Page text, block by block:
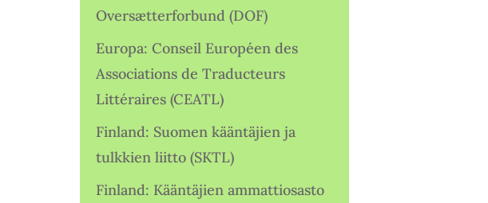
Oversætterforbund (DOF)
Europa: Conseil Européen des
Associations de Traducteurs
Littéraires (CEATL)
Finland: Suomen kääntäjien ja
tulkkien liitto (SKTL)
Finland: Kääntäjien ammattiosasto